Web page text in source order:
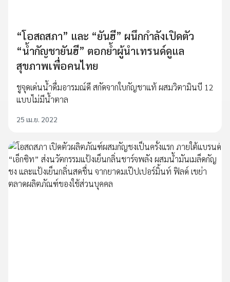
“โอสถสภา” และ “ยันฮี” ผนึกกำลังเปิดตัว
“น้ำกัญชายันฮี” ตอกย้ำผู้นำเทรนด์ดูแล
สุขภาพเพื่อคนไทย
ชูจุดเด่นน้ำดื่มอารมณ์ดี สกัดจากใบกัญชาแท้ ผสมวิตามินบี 12
แบบไม่มีน้ำตาล
25 เม.ย. 2022